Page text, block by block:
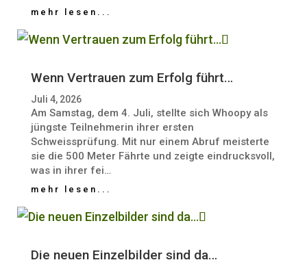
mehr lesen...
Wenn Vertrauen zum Erfolg führt…
Juli 4, 2026
Am Samstag, dem 4. Juli, stellte sich Whoopy als
jüngste Teilnehmerin ihrer ersten
Schweissprüfung. Mit nur einem Abruf meisterte
sie die 500 Meter Fährte und zeigte eindrucksvoll,
was in ihrer fei…
mehr lesen...
Die neuen Einzelbilder sind da…